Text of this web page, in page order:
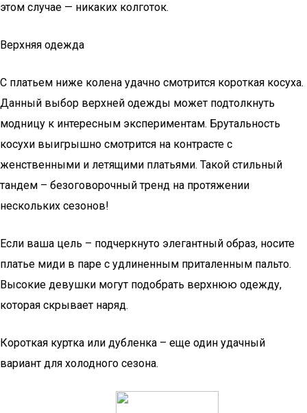
этом случае — никаких колготок.
Верхняя одежда
С платьем ниже колена удачно смотрится короткая косуха.
Данный выбор верхней одежды может подтолкнуть
модницу к интересным экспериментам. Брутальность
косухи выигрышно смотрится на контрасте с
женственными и летящими платьями. Такой стильный
тандем – безоговорочный тренд на протяжении
нескольких сезонов!
Если ваша цель – подчеркнуто элегантный образ, носите
платье миди в паре с удлиненным приталенным пальто.
Высокие девушки могут подобрать верхнюю одежду,
которая скрывает наряд.
Короткая куртка или дубленка – еще один удачный
вариант для холодного сезона.